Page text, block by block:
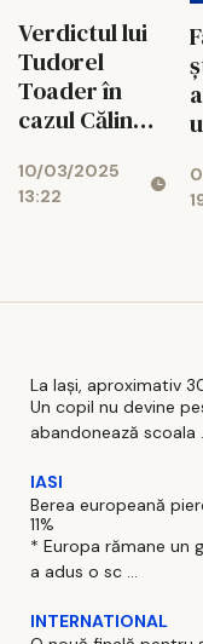
Verdictul lui
Tudorel
Toader în
cazul Călin
'BEC nu putea
să ignore
10/03/2025
13:22
La Iași, aproximativ
Un copil nu devine
abandonează scoala
IASI
Berea europeană
11%
* Europa rămane un
a adus o sc ...
INTERNATIONAL